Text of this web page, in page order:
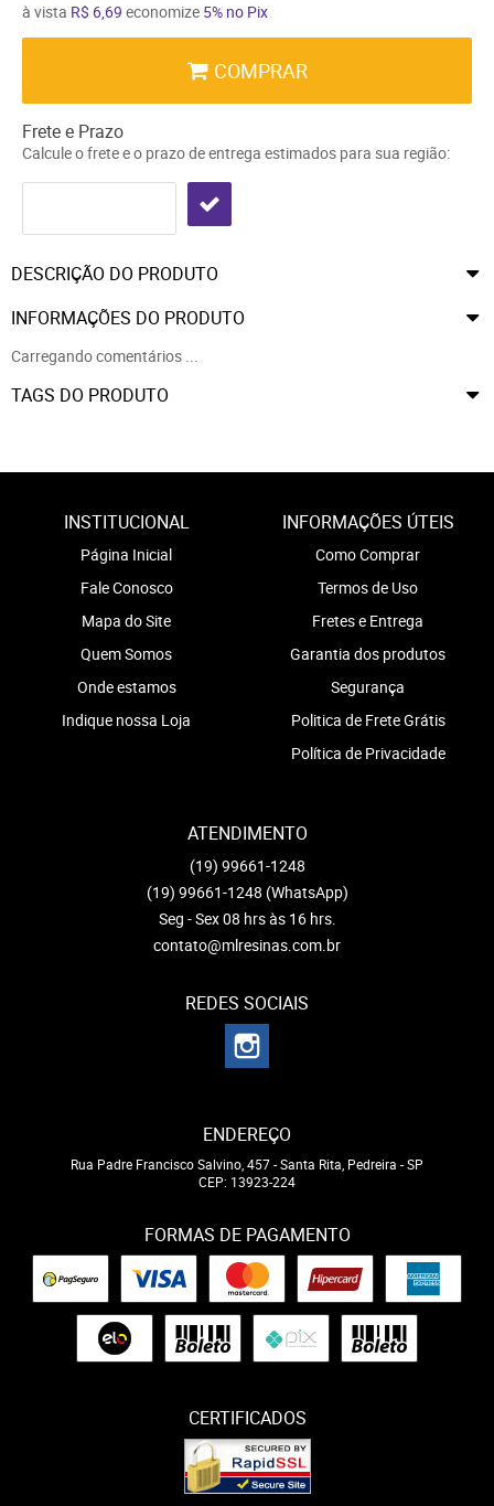
à vista R$ 6,69 economize 5% no Pix
COMPRAR
Frete e Prazo
Calcule o frete e o prazo de entrega estimados para sua região:
DESCRIÇÃO DO PRODUTO
INFORMAÇÕES DO PRODUTO
Carregando comentários ...
TAGS DO PRODUTO
INSTITUCIONAL
Página Inicial
Fale Conosco
Mapa do Site
Quem Somos
Onde estamos
Indique nossa Loja
INFORMAÇÕES ÚTEIS
Como Comprar
Termos de Uso
Fretes e Entrega
Garantia dos produtos
Segurança
Politica de Frete Grátis
Política de Privacidade
ATENDIMENTO
(19) 99661-1248
(19) 99661-1248 (WhatsApp)
Seg - Sex 08 hrs às 16 hrs.
contato@mlresinas.com.br
REDES SOCIAIS
ENDEREÇO
Rua Padre Francisco Salvino, 457-Santa Rita, Pedreira -SP
CEP: 13923-224
FORMAS DE PAGAMENTO
CERTIFICADOS